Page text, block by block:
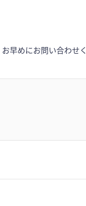
早めにお問い合わせく